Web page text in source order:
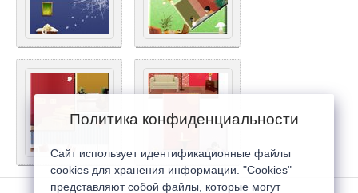
Политика конфиденциальности
Сайт использует идентификационные файлы
cookies для хранения информации. "Cookies"
представляют собой файлы, которые могут